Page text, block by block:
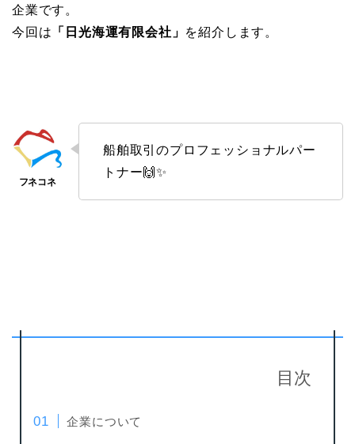
企業です。
今回は 「 日光海運有限会社 」 を紹介します。
船舶取引のプロフェッショナルパー
トナー🙌✨
目次
企業について